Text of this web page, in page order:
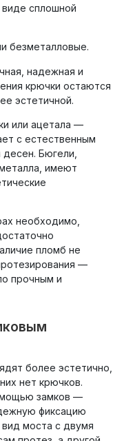
виде сплошной
безметалловые.
надежная и
крючки остаются
эстетичной.
или ацетала —
с естественным
Бюгели,
имеют
необходимо,
пломб не
—
прочным и
более эстетично,
нет крючков.
замков —
фиксацию
моста с двумя